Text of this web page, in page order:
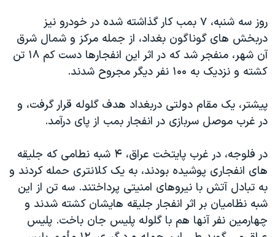
همایش محافظه‌کاران آمریکا «سی‌پک»
صفحه‌های ویژه
سفر پرزیدنت ترامپ به چین
روز سه شنبه، ۷ بمب کار گذاشته شده در خودرو نیز
دربخش های گوناگون بغداد، از جمله مرکز و شمال شرق
آن شهر، منفجر شد که در اثر این انفجارها دست کم ۱۸ تن
کشته و نزدیک به ۱۰۰ نفر دیگر مجروح شدند.
پیشتر، یک مقام دولتی دربغداد هدف گلوله قرار گرفت، و
در غرب موصل سربازی در انفجار بمب از پای درآمد.
در فلوجه، در غرب پایتخت عراق، ۴ شبه نطامی که جلیقه
های انفجاری پوشیده بودند، به یک کلانتری حمله کردند و
به تبادل آتش با نیروهای امنیتی پرداختند. سه تن از این
شبه نظامیان بر اثر انفجار جلیقه هایشان کشته شدند و
چهارمین نفر آنها هم با گلوله پلیس جان باخت. پلیس